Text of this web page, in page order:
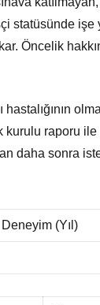
statüsünde
Öncelik
kurulu raporu
daha sonra
Deneyim (Yıl)